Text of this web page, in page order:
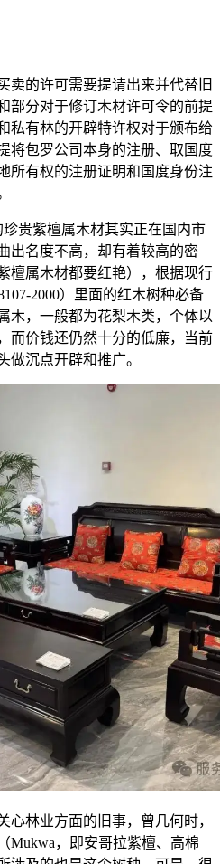
的许可需要提请出来并代替旧
部分对于修订木材许可令的前提
私有林的开辟特许权对于颁布给
将包罗公司本身的注册、取国度
所有权的注册证明和国度身份注
贵紫檀属木材其实正在国内市
出名度不高，却有着较高的密
檀属木材都要红艳），根据现行
2000）里面的红木树种必备
木，一般都为花梨木类，个体以
而价钱还仍然十分的低廉，当前
做沉点开辟和推广。
林业方面的旧事，曾几何时，
Mukwa，即安哥拉紫檀、高棉